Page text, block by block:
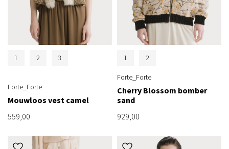
1 2 3
Forte_Forte
Mouwloos vest camel
559,00
1 2
Forte_Forte
Cherry Blossom bomber
sand
929,00